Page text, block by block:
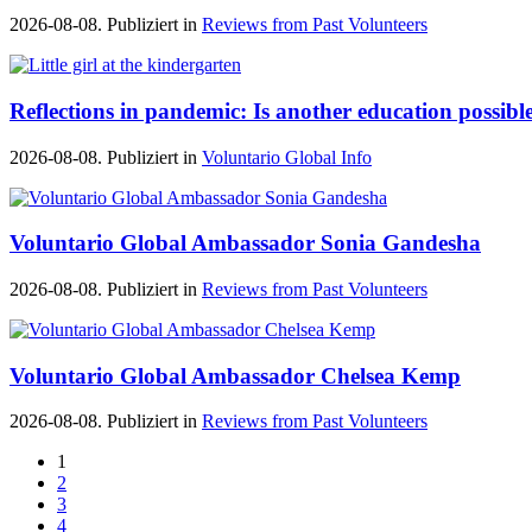
2026-08-08. Publiziert in Reviews from Past Volunteers
Reflections in pandemic: Is another education
2026-08-08. Publiziert in Voluntario Global Info
Voluntario Global Ambassador Sonia Gandesha
2026-08-08. Publiziert in Reviews from Past Volunteers
Voluntario Global Ambassador Chelsea Kemp
2026-08-08. Publiziert in Reviews from Past Volunteers
1
2
3
4